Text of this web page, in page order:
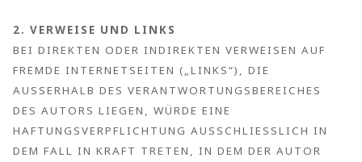
2. VERWEISE UND LINKS
BEI DIREKTEN ODER INDIREKTEN VERWEISEN AUF
FREMDE INTERNETSEITEN („LINKS“), DIE
AUSSERHALB DES VERANTWORTUNGSBEREICHES D
ES AUTORS LIEGEN, WÜRDE EINE H
AFTUNGSVERPFLICHTUNG AUSSCHLIESSLICH IN DE
M FALL IN KRAFT TRETEN, IN DEM DER AUTOR VO